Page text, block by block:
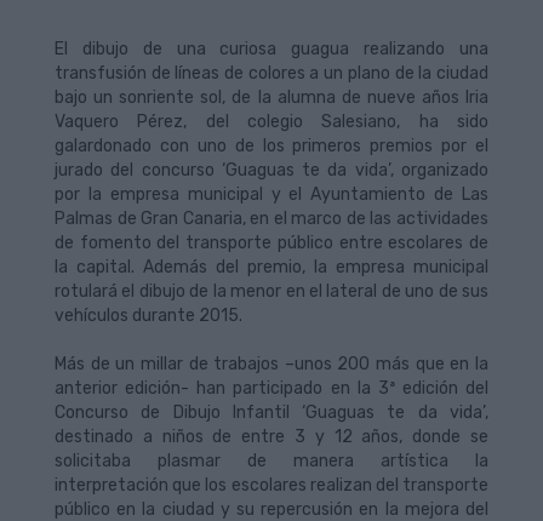
El dibujo de una curiosa guagua realizando una
transfusión de líneas de colores a un plano de la ciudad
bajo un sonriente sol, de la alumna de nueve años Iria
Vaquero Pérez, del colegio Salesiano, ha sido
galardonado con uno de los primeros premios por el
jurado del concurso ‘Guaguas te da vida’, organizado
por la empresa municipal y el Ayuntamiento de Las
Palmas de Gran Canaria, en el marco de las actividades
de fomento del transporte público entre escolares de
la capital. Además del premio, la empresa municipal
rotulará el dibujo de la menor en el lateral de uno de sus
vehículos durante 2015.
Más de un millar de trabajos –unos 200 más que en la
anterior edición- han participado en la 3ª edición del
Concurso de Dibujo Infantil ‘Guaguas te da vida’,
destinado a niños de entre 3 y 12 años, donde se
solicitaba plasmar de manera artística la
interpretación que los escolares realizan del transporte
público en la ciudad y su repercusión en la mejora del